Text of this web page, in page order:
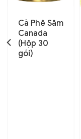
Cà Phê Sâm
Canada
(Hộp 30
gói)